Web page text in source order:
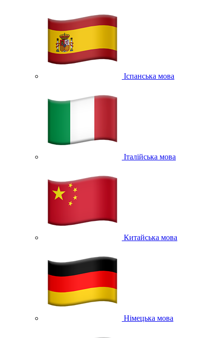
Іспанська мова
Італійська мова
Китайська мова
Німецька мова